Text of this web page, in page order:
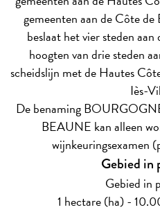
gemeenten aan de Côte
beslaat het vier steden
hoogten van drie steden
scheidslijn met de Hautes
Iès-
De benaming
BEAUNE kan alleen
wijnkeuringsexamen
Gebied in
Gebied in
1 hectare (ha) -